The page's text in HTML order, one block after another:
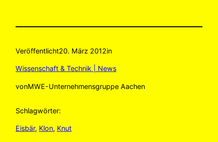
Veröffentlicht20. März 2012in
Wissenschaft & Technik | News
vonMWE-Unternehmensgruppe Aachen
Schlagwörter:
Eisbär, Klon, Knut